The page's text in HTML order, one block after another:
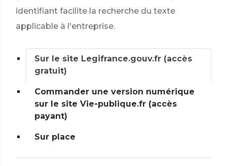
identifiant facilite la recherche du texte
applicable à l'entreprise.
Sur le site Legifrance.gouv.fr (accès
gratuit)
Commander une version numérique
sur le site Vie-publique.fr (accès
payant)
Sur place